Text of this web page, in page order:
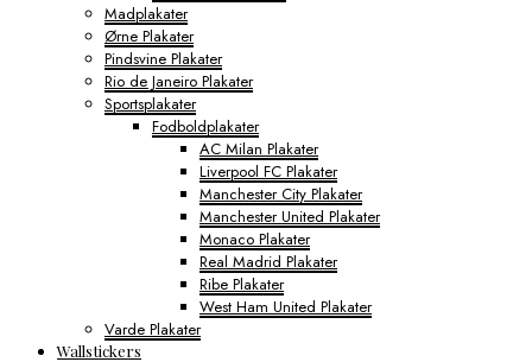
Madplakater
Ørne Plakater
Pindsvine Plakater
Rio de Janeiro Plakater
Sportsplakater
Fodboldplakater
AC Milan Plakater
Liverpool FC Plakater
Manchester City Plakater
Manchester United Plakater
Monaco Plakater
Real Madrid Plakater
Ribe Plakater
West Ham United Plakater
Varde Plakater
Wallstickers